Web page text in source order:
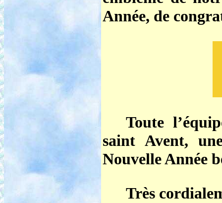
Année, de
Toute
saint Avent,
Nouvelle Année
Très